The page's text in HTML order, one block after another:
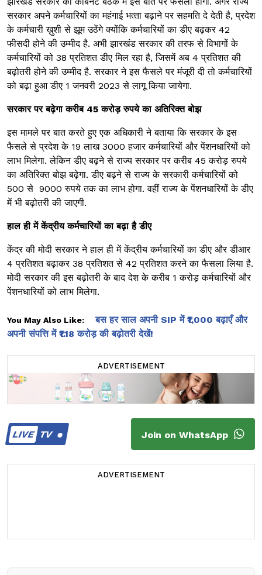
सरकार अपने कर्मचार‍ियों का महंगाई भत्‍ता बढ़ाने पर सहमत‍ि दे देती है, प्रदेश
के कर्मचारी ख़ुशी से झूम उठेंगे क्योंकि कर्मचारियों का डीए बढ़कर 42
फीसदी होने की उम्‍मीद है. अभी झारखंड सरकार की तरफ से विभागों के
कर्मचार‍ियों को 38 प्रत‍िशत डीए मिल रहा है, जिसमें अब 4 प्रत‍िशत की
बढ़ोतरी होने की उम्‍मीद है. सरकार ने इस फैसले पर मंजूरी दी तो कर्मचारियों
को बढ़ा हुआ डीए 1 जनवरी 2023 से लागू किया जायेगा.
सरकार पर बढ़ेगा करीब 45 करोड़ रुपये का अतिरिक्त बोझ
इस मामले पर बात करते हुए एक अधिकारी ने बताया कि सरकार के इस
फैसले से प्रदेश के 19 लाख 3000 हजार कर्मचारियों और पेंशनधारियों को
लाभ मिलेगा. लेकिन डीए बढ़ने से राज्य सरकार पर करीब 45 करोड़ रुपये
का अतिरिक्त बोझ बढ़ेगा. डीए बढ़ने से राज्य के सरकारी कर्मचार‍ियों को
500 से 9000 रुपये तक का लाभ होगा. वहीं राज्य के पेंशनधारियों के डीए
में भी बढ़ोतरी की जाएगी.
हाल ही में केंद्रीय कर्मचारियों का बढ़ा है डीए
केंद्र की मोदी सरकार ने हाल ही में केंद्रीय कर्मचार‍ियों का डीए और डीआर
4 प्रत‍िशत बढ़ाकर 38 प्रत‍िशत से 42 प्रत‍िशत करने का फैसला लिया है.
मोदी सरकार की इस बढ़ोतरी के बाद देश के करीब 1 करोड़ कर्मचार‍ियों और
पेंशनधारियों को लाभ मिलेगा.
You May Also Like:
बस हर साल अपनी SIP में ₹1,000 बढ़ाएँ और
अपनी संपत्ति में ₹1.18 करोड़ की बढ़ोतरी देखें!
ADVERTISEMENT
LIVETV Join on WhatsApp
ADVERTISEMENT